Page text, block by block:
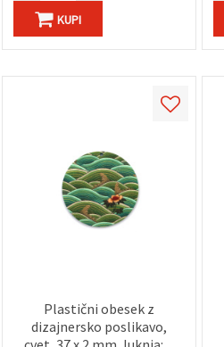
KUPI
Plastični obesek z
dizajnersko poslikavo,